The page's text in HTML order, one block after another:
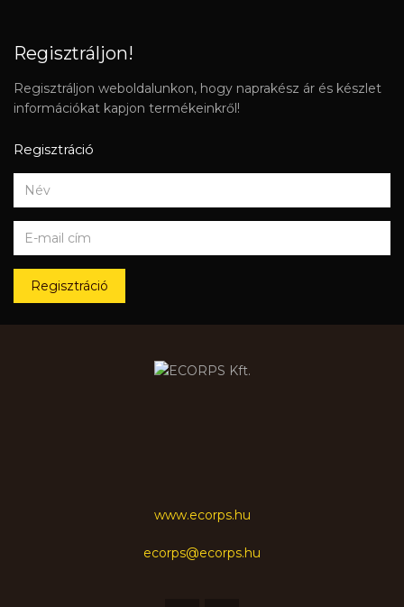
Regisztráljon!
Regisztráljon weboldalunkon, hogy naprakész ár és készlet
információkat kapjon termékeinkről!
Regisztráció
Regisztráció
www.ecorps.hu
ecorps@ecorps.hu